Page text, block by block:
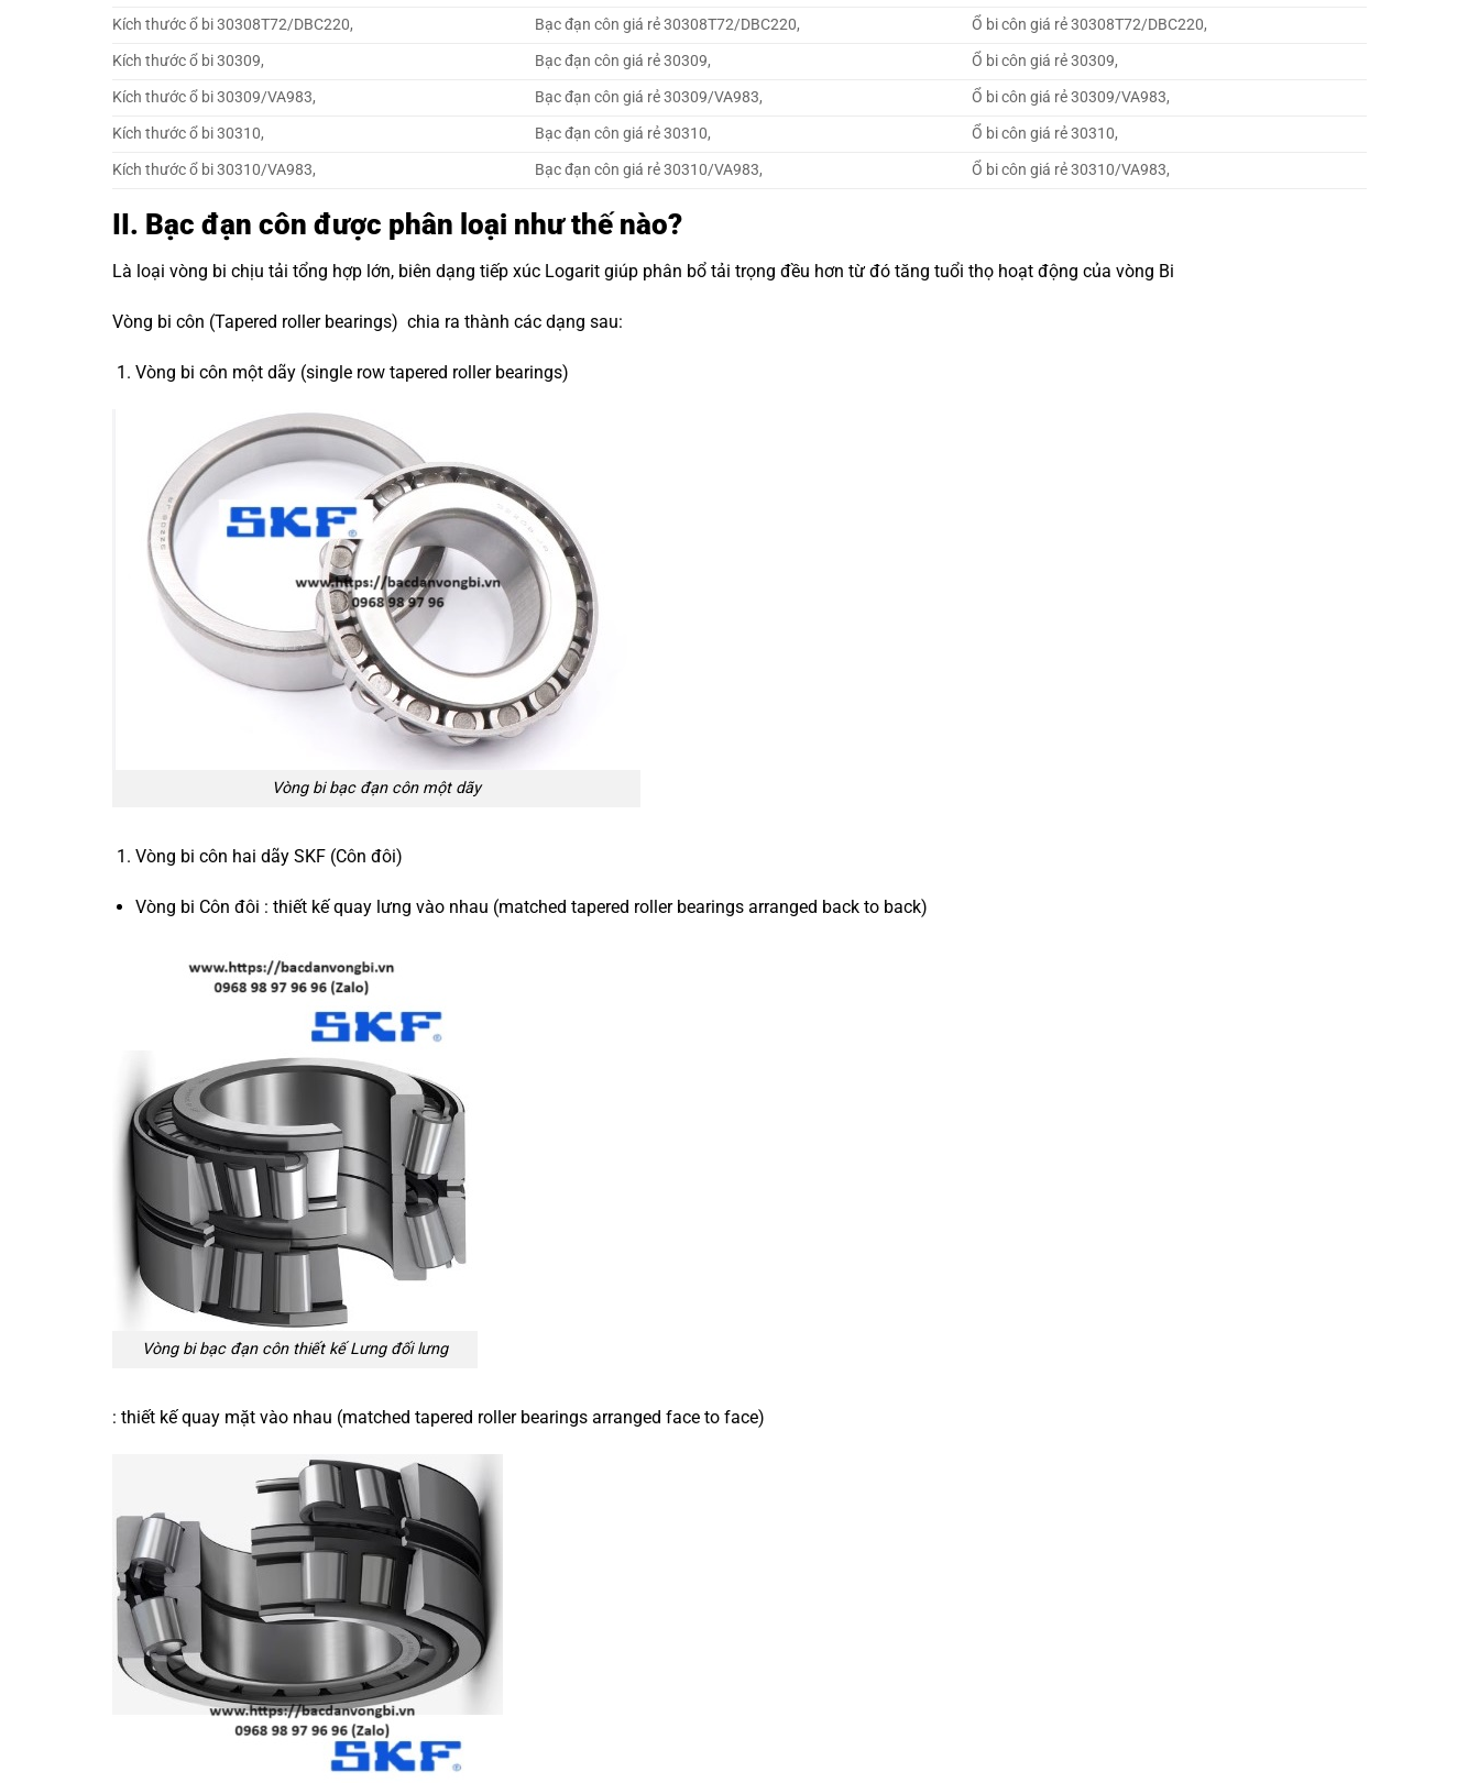
Kích thước ổ bi 30308T72/DBC220,
Bạc đạn côn giá rẻ 30308T72/DBC220,
Ổ bi côn giá rẻ 30308T72/DBC220,
Kích thước ổ bi 30309,
Bạc đạn côn giá rẻ 30309,
Ổ bi côn giá rẻ 30309,
Kích thước ổ bi 30309/VA983,
Bạc đạn côn giá rẻ 30309/VA983,
Ổ bi côn giá rẻ 30309/VA983,
Kích thước ổ bi 30310,
Bạc đạn côn giá rẻ 30310,
Ổ bi côn giá rẻ 30310,
Kích thước ổ bi 30310/VA983,
Bạc đạn côn giá rẻ 30310/VA983, Ổ bi côn giá rẻ 30310/VA983,
II. Bạc đạn côn được phân loại như thế nào?
Là loại vòng bi chịu tải tổng hợp lớn, biên dạng tiếp xúc Logarit giúp phân bổ tải trọng đều hơn từ đó tăng tuổi thọ hoạt động của vòng Bi
Vòng bi côn (Tapered roller bearings) chia ra thành các dạng sau:
Vòng bi côn một dãy (single row tapered roller bearings)
Vòng bi bạc đạn côn một dãy
Vòng bi côn hai dãy SKF (Côn đôi)
Vòng bi Côn đôi : thiết kế quay lưng vào nhau (matched tapered roller bearings arranged back to back)
Vòng bi bạc đạn côn thiết kế Lưng đối lưng
: thiết kế quay mặt vào nhau (matched tapered roller bearings arranged face to face)